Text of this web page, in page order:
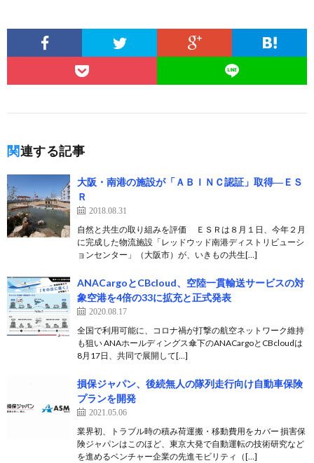
関連する記事
大阪・南港の施設が「ＡＢＩＮＣ認証」取得―ＥＳ
Ｒ
2018.08.31
自然と共生の取り組みを評価 ＥＳＲは８月１日、今年２月
に完成した物流施設「レッドウッド南港ディストリビューシ
ョンセンター」（大阪市）が、いきもの共生[…]
ANACargoとCBcloud、空陸一貫輸送サービスの対
象空港を4倍の33に拡充と正式発表
2020.08.17
全国で利用可能に、コロナ禍が打撃の航空ネットワーク維持
も狙い ANAホールディングス傘下のANACargoとCBcloudは
8月17日、共同で展開して[…]
損保ジャパン、後続無人の隊列走行向け自動車保険
プランを開発
2021.05.06
業界初、トラブル時の積み荷運搬・移動費用をカバー 損害保
険ジャパンはこのほど、東京大発で自動運転の技術研究など
を進めるベンチャー企業の先進モビリティ（[…]